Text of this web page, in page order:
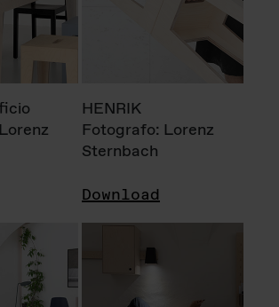
HENRIK
Fotografo: Lorenz
Sternbach
Download